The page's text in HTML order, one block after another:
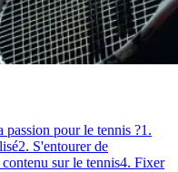
passion pour le tennis ?1.
2. S'entourer de
sur le tennis4. Fixer